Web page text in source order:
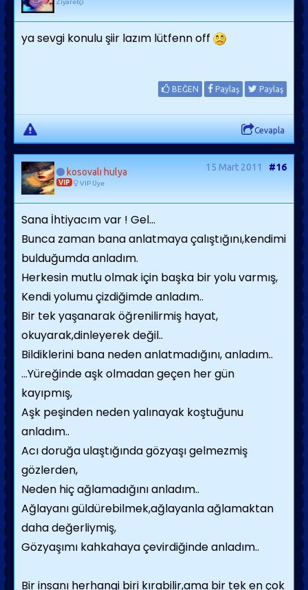
Ziyaretçi
ya sevgi konulu şiir lazım lütfenn off
BEĞEN Paylaş Paylaş
Cevapla
kosovalı hulya
VIP VIP Üye
15 Mart 2011 #16
Sana İhtiyacım var ! Gel...
Bunca zaman bana anlatmaya çalıştığını,kendimi
bulduğumda anladım.
Herkesin mutlu olmak için başka bir yolu varmış,
Kendi yolumu çizdiğimde anladım..
Bir tek yaşanarak öğrenilirmiş hayat,
okuyarak,dinleyerek değil..
Bildiklerini bana neden anlatmadığını, anladım..
...Yüreğinde aşk olmadan geçen her gün
kayıpmış,
Aşk peşinden neden yalınayak koştuğunu
anladım..
Acı doruğa ulaştığında gözyaşı gelmezmiş
gözlerden,
Neden hiç ağlamadığını anladım..
Ağlayanı güldürebilmek,ağlayanla ağlamaktan
daha değerliymiş,
Gözyaşımı kahkahaya çevirdiğinde anladım..
Bir insanı herhangi biri kırabilir,ama bir tek en çok